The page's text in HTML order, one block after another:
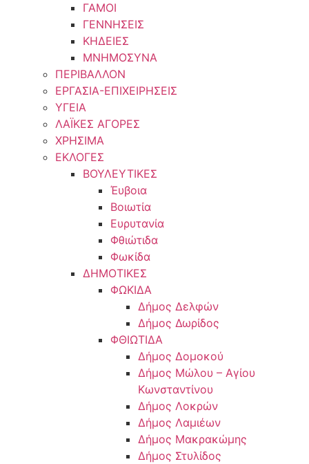
ΓΑΜΟΙ
ΓΕΝΝΗΣΕΙΣ
ΚΗΔΕΙΕΣ
ΜΝΗΜΟΣΥΝΑ
ΠΕΡΙΒΑΛΛΟΝ
ΕΡΓΑΣΙΑ-ΕΠΙΧΕΙΡΗΣΕΙΣ
ΥΓΕΙΑ
ΛΑΪΚΕΣ ΑΓΟΡΕΣ
ΧΡΗΣΙΜΑ
ΕΚΛΟΓΕΣ
ΒΟΥΛΕΥΤΙΚΕΣ
Έυβοια
Βοιωτία
Ευρυτανία
Φθιώτιδα
Φωκίδα
ΔΗΜΟΤΙΚΕΣ
ΦΩΚΙΔΑ
Δήμος Δελφών
Δήμος Δωρίδος
ΦΘΙΩΤΙΔΑ
Δήμος Δομοκού
Δήμος Μώλου – Αγίου
Κωνσταντίνου
Δήμος Λοκρών
Δήμος Λαμιέων
Δήμος Μακρακώμης
Δήμος Στυλίδος